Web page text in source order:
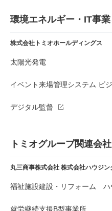
環境エネルギー・IT事業
株式会社トミオホールディングス
太陽光発電
イベント来場管理システム ビ
デジタル監督
トミオグループ関連会
丸三商事株式会社 株式会社ハウジン
福祉施設建設・リフォーム ハ
就労継続支援B型事業所